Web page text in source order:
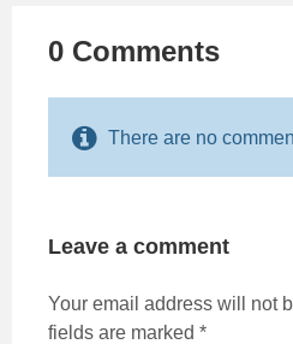
0 Comments
There are no
Leave a comment
Your email address will not
fields are marked *